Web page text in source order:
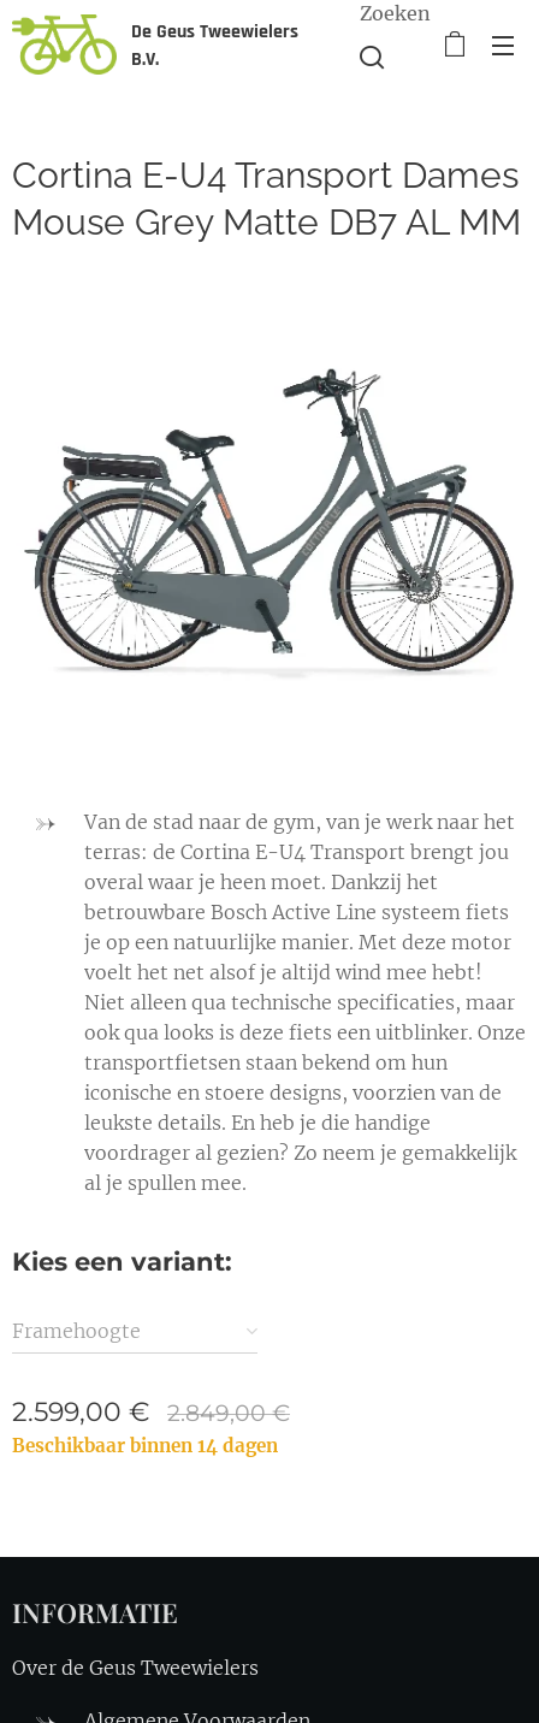
De Geus Tweewielers
B.V.
Zoeken
Cortina E-U4 Transport Dames
Mouse Grey Matte DB7 AL MM
Van de stad naar de gym, van je werk naar het
terras: de Cortina E-U4 Transport brengt jou
overal waar je heen moet. Dankzij het
betrouwbare Bosch Active Line systeem fiets
je op een natuurlijke manier. Met deze motor
voelt het net alsof je altijd wind mee hebt!
Niet alleen qua technische specificaties, maar
ook qua looks is deze fiets een uitblinker. Onze
transportfietsen staan bekend om hun
iconische en stoere designs, voorzien van de
leukste details. En heb je die handige
voordrager al gezien? Zo neem je gemakkelijk
al je spullen mee.
Kies een variant:
Framehoogte
2.599,00 € 2.849,00€
Beschikbaar binnen 14 dagen
INFORMATIE
Over de Geus Tweewielers